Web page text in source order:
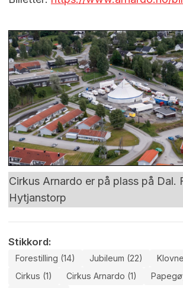
Cirkus Arnardo er på plass på Dal.
Hytjanstorp
Stikkord:
Forestilling (14) Jubileum (22)
Cirkus (1)
Cirkus Arnardo (1)